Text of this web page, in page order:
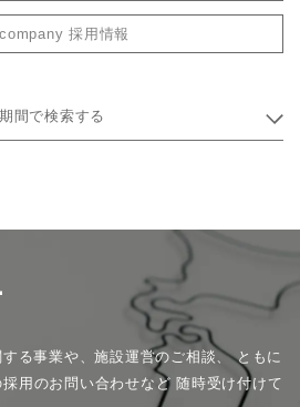
採用情報
期間で検索する
る事業や、施設運営のご相談、ともに
用のお問い合わせなど 随時受け付けて